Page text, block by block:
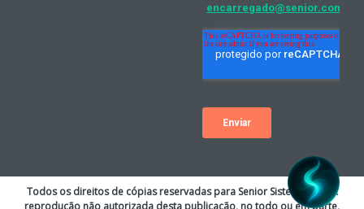
Todos os direitos de cópias reservadas para Senior Sistemas S.A. A